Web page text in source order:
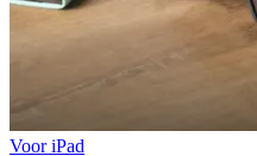
Voor iPad